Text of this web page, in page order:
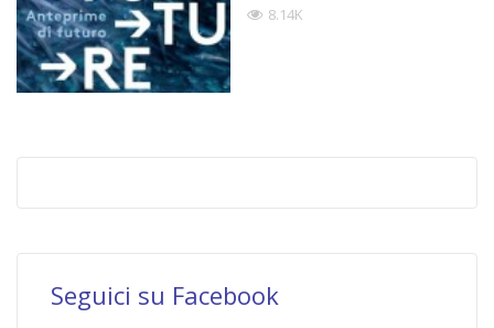
8.14K
Seguici su Facebook